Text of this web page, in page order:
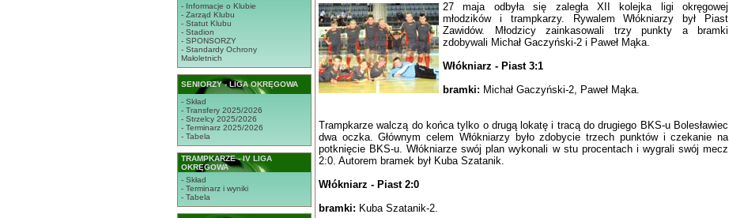
- Informacje o Klubie
- Zarząd Klubu
- Statut Klubu
- Stadion
- SPONSORZY
- Standardy Ochrony
Małoletnich
SENIORZY - LIGA OKRĘGOWA
- Skład
- Transfery 2025/2026
- Strzelcy 2025/2026
- Terminarz 2025/2026
- Tabela
TRAMPKARZE - IV LIGA
OKRĘGOWA
- Skład
- Terminarz i wyniki
- Tabela
27 maja odbyła się zaległa XII kolejka ligi okręgowej
młodzików i trampkarzy. Rywalem Włókniarzy był Piast
Zawidów. Młodzicy zainkasowali trzy punkty a bramki
zdobywali Michał Gaczyński-2 i Paweł Mąka.
Włókniarz - Piast 3:1
bramki: Michał Gaczyński-2, Paweł Mąka.
Trampkarze walczą do końca tylko o drugą lokatę i tracą do drugiego BKS-u Bolesławiec
dwa oczka. Głównym celem Włókniarzy było zdobycie trzech punktów i czekanie na
potknięcie BKS-u. Włókniarze swój plan wykonali w stu procentach i wygrali swój mecz
2:0. Autorem bramek był Kuba Szatanik.
Włókniarz - Piast 2:0
bramki: Kuba Szatanik-2.